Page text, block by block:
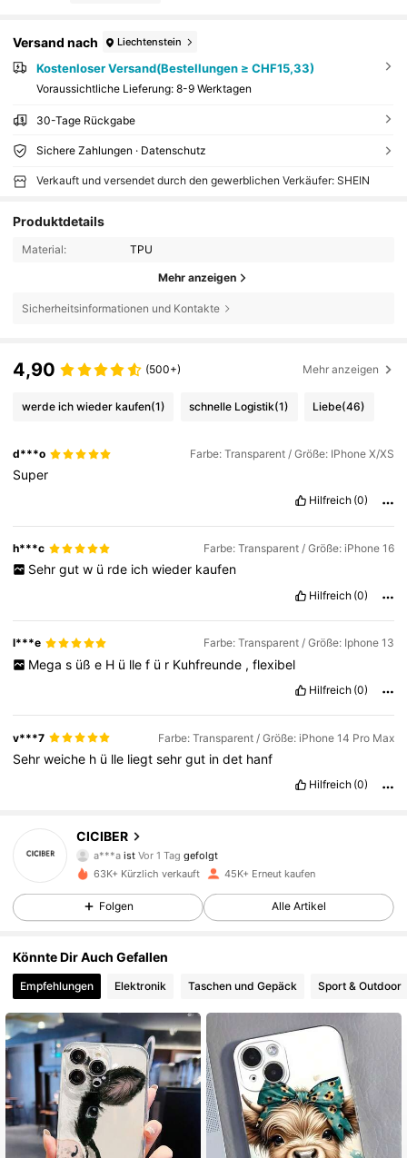
Versand nach Liechtenstein
Kostenloser Versand(Bestellungen ≥ CHF15,33)
Voraussichtliche Lieferung: 8-9 Werktagen
30-Tage Rückgabe
Sichere Zahlungen · Datenschutz
Verkauft und versendet durch den gewerblichen Verkäufer: SHEIN
Produktdetails
Material: TPU
Mehr anzeigen
Sicherheitsinformationen und Kontakte
4,90 (500+) Mehr anzeigen
werde ich wieder kaufen(1) schnelle Logistik(1) Liebe(46)
d***o Farbe: Transparent / Größe: IPhone X/XS
Super
Hilfreich (0)
h***c Farbe: Transparent / Größe: iPhone 16
Sehr gut w ü rde ich wieder kaufen
Hilfreich (0)
l***e Farbe: Transparent / Größe: Iphone 13
Mega s üß e H ü lle f ü r Kuhfreunde , flexibel
Hilfreich (0)
v***7 Farbe: Transparent / Größe: iPhone 14 Pro Max
Sehrweiche h ü lle liegtsehrgut indet hanf
Hilfreich (0)
CICIBER
a***aist
m***7ist am Durchsuchen
4,89
7.2K Follower
4,89
4,89 7.2K Follower
4,89 7.2K Follower
63K+ Kürzlich verkauft 45K+ Erneut kaufen
Folgen Alle Artikel
Könnte Dir Auch Gefallen
Empfehlungen Elektronik Taschen und Gepäck Sport & Outdoor